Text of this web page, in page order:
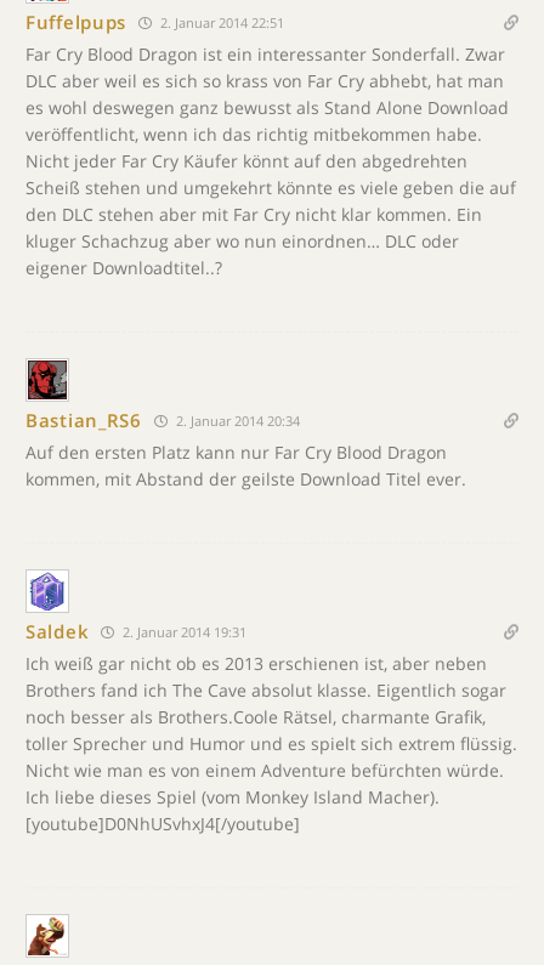
Fuffelpups 2. Januar 2014 22:51
Far Cry Blood Dragon ist ein interessanter Sonderfall. Zwar
DLC aber weil es sich so krass von Far Cry abhebt, hat man
es wohl deswegen ganz bewusst als Stand Alone Download
veröffentlicht, wenn ich das richtig mitbekommen habe.
Nicht jeder Far Cry Käufer könnt auf den abgedrehten
Scheiß stehen und umgekehrt könnte es viele geben die auf
den DLC stehen aber mit Far Cry nicht klar kommen. Ein
kluger Schachzug aber wo nun einordnen… DLC oder
eigener Downloadtitel..?
Bastian_RS6 2. Januar 2014 20:34
Auf den ersten Platz kann nur Far Cry Blood Dragon
kommen, mit Abstand der geilste Download Titel ever.
Saldek 2. Januar 2014 19:31
Ich weiß gar nicht ob es 2013 erschienen ist, aber neben
Brothers fand ich The Cave absolut klasse. Eigentlich sogar
noch besser als Brothers.Coole Rätsel, charmante Grafik,
toller Sprecher und Humor und es spielt sich extrem flüssig.
Nicht wie man es von einem Adventure befürchten würde.
Ich liebe dieses Spiel (vom Monkey Island Macher).
[youtube]D0NhUSvhxJ4[/youtube]